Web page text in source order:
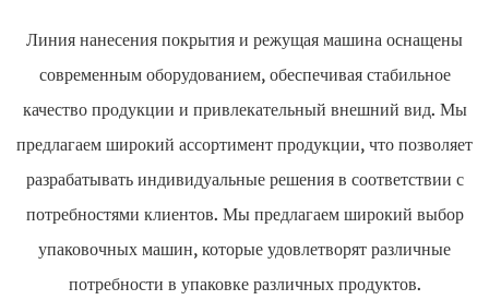
Линия нанесения покрытия и режущая машина оснащены
современным оборудованием, обеспечивая стабильное
качество продукции и привлекательный внешний вид. Мы
предлагаем широкий ассортимент продукции, что позволяет
разрабатывать индивидуальные решения в соответствии с
потребностями клиентов. Мы предлагаем широкий выбор
упаковочных машин, которые удовлетворят различные
потребности в упаковке различных продуктов.